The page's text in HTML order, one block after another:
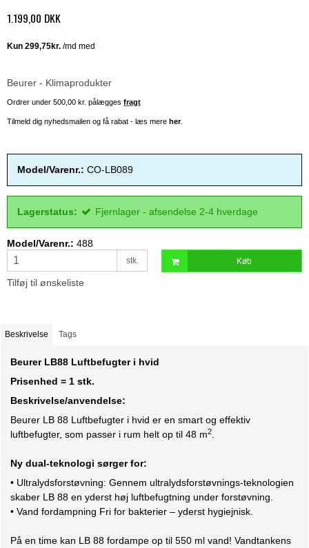
1.199,00 DKK
Beurer - Klimaprodukter
Ordrer under 500,00 kr. pålægges fragt
Tilmeld dig nyhedsmailen og få rabat - læs mere her.
Model/Varenr.: CO-LB089
Lagerstatus: Fjernlager - afsendelse 2-4 hverdage
Model/Varenr.: 488
stk. Køb
Tilføj til ønskeliste
Beskrivelse Tags
Beurer LB88 Luftbefugter i hvid
Prisenhed = 1 stk.
Beskrivelse/anvendelse:
Beurer LB 88 Luftbefugter i hvid er en smart og effektiv
luftbefugter, som passer i rum helt op til 48 m2
Ny dual-teknologi sørger for:
• Ultralydsforstøvning: Gennem ultralydsforstøvnings-teknologien
skaber LB 88 en yderst høj luftbefugtning under forstøvning.
• Vand fordampning Fri for bakterier – yderst hygiejnisk.
På en time kan LB 88 fordampe op til 550 ml vand! Vandtankens